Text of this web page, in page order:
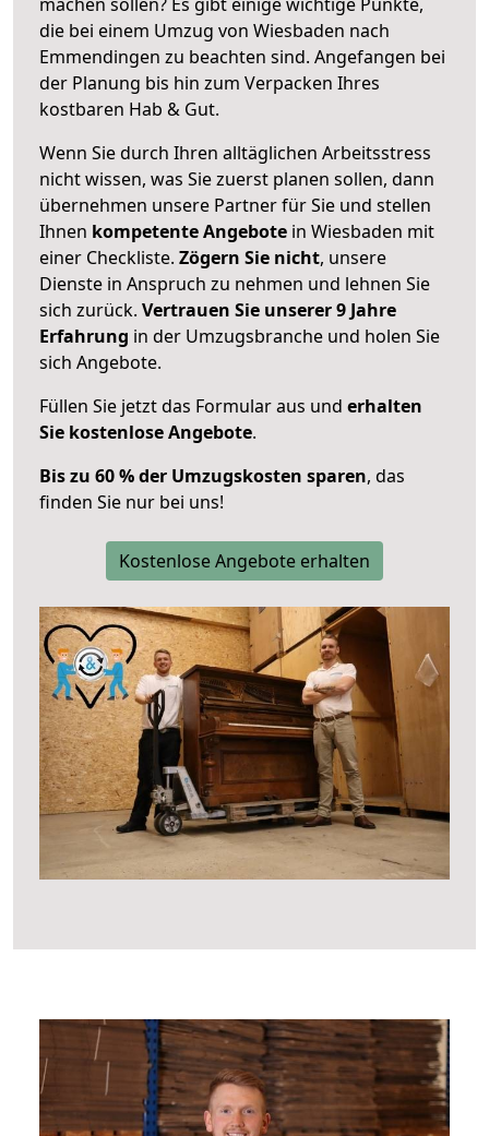
die bei einem Umzug von Wiesbaden nach
Emmendingen zu beachten sind. Angefangen bei
der Planung bis hin zum Verpacken Ihres
kostbaren Hab & Gut.
Wenn Sie durch Ihren alltäglichen Arbeitsstress
nicht wissen, was Sie zuerst planen sollen, dann
übernehmen unsere Partner für Sie und stellen
Ihnen kompetente Angebote in Wiesbaden mit
einer Checkliste. Zögern Sie nicht, unsere
Dienste in Anspruch zu nehmen und lehnen Sie
sich zurück. Vertrauen Sie unserer 9 Jahre
Erfahrung in der Umzugsbranche und holen Sie
sich Angebote.
Füllen Sie jetzt das Formular aus und erhalten
Sie kostenlose Angebote.
Bis zu 60 % der Umzugskosten sparen, das
finden Sie nur bei uns!
Kostenlose Angebote erhalten